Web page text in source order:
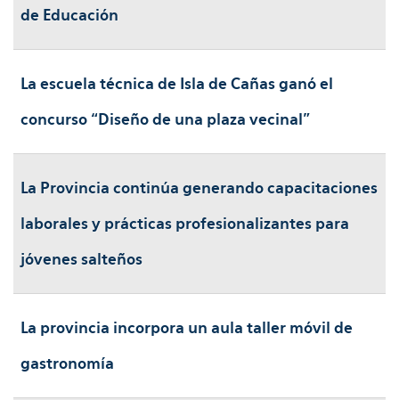
de Educación
La escuela técnica de Isla de Cañas ganó el
concurso “Diseño de una plaza vecinal”
La Provincia continúa generando capacitaciones
laborales y prácticas profesionalizantes para
jóvenes salteños
La provincia incorpora un aula taller móvil de
gastronomía